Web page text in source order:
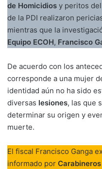
de Homicidios y peritos del
de la PDI realizaron
mientras que la
Equipo ECOH, Francisco
De acuerdo con los
corresponde a una mujer
identidad aún no ha sido
diversas lesiones, las que
determinar su origen y
muerte.
El fiscal Francisco Ganga
informado por Carabineros